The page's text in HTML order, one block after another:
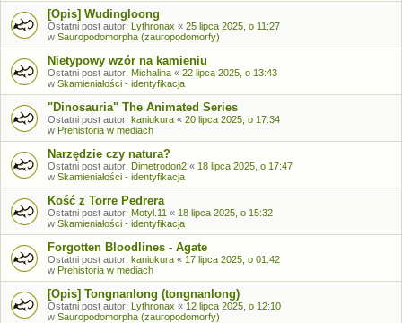
[Opis] Wudingloong
Ostatni post autor: Lythronax « 25 lipca 2025, o 11:27
w Sauropodomorpha (zauropodomorfy)
Nietypowy wzór na kamieniu
Ostatni post autor: Michalina « 22 lipca 2025, o 13:43
w Skamieniałości - identyfikacja
"Dinosauria" The Animated Series
Ostatni post autor: kaniukura « 20 lipca 2025, o 17:34
w Prehistoria w mediach
Narzędzie czy natura?
Ostatni post autor: Dimetrodon2 « 18 lipca 2025, o 17:47
w Skamieniałości - identyfikacja
Kość z Torre Pedrera
Ostatni post autor: Motyl.11 « 18 lipca 2025, o 15:32
w Skamieniałości - identyfikacja
Forgotten Bloodlines - Agate
Ostatni post autor: kaniukura « 17 lipca 2025, o 01:42
w Prehistoria w mediach
[Opis] Tongnanlong (tongnanlong)
Ostatni post autor: Lythronax « 12 lipca 2025, o 12:10
w Sauropodomorpha (zauropodomorfy)